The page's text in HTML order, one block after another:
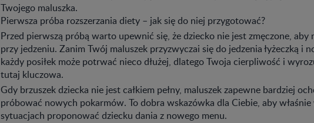
Twojego maluszka.
Pierwsza próba rozszerzania diety – jak się do niej przygotować?
Przed pierwszą próbą warto upewnić się, że dziecko nie jest zmęczone, aby
przy jedzeniu. Zanim Twój maluszek przyzwyczai się do jedzenia łyżeczką i
każdy posiłek może potrwać nieco dłużej, dlatego Twoja cierpliwość i
tutaj kluczowa.
Gdy brzuszek dziecka nie jest całkiem pełny, maluszek zapewne bardziej
próbować nowych pokarmów. To dobra wskazówka dla Ciebie, aby
sytuacjach proponować dziecku dania z nowego menu.